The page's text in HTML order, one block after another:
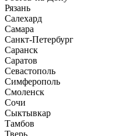
Рязань
Салехард
Самара
Санкт-Петербург
Саранск
Саратов
Севастополь
Симферополь
Смоленск
Сочи
Сыктывкар
Тамбов
Тверь